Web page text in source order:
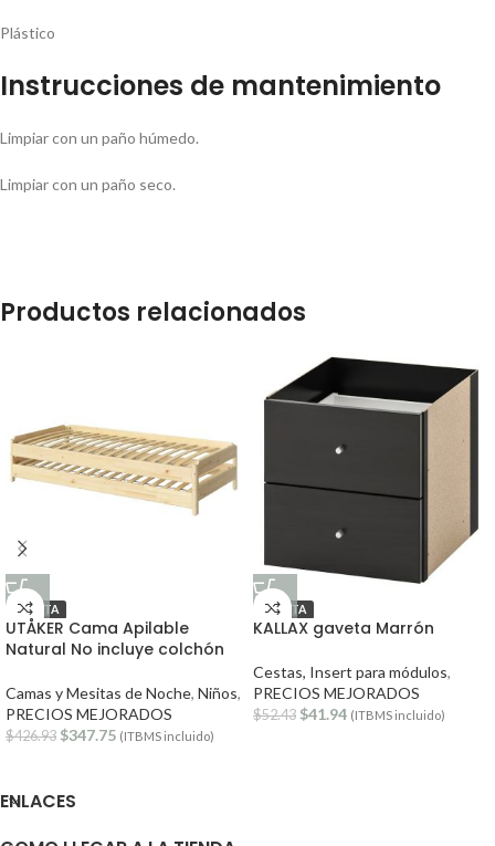
Plástico
Instrucciones de mantenimiento
Limpiar con un paño húmedo.
Limpiar con un paño seco.
Productos relacionados
OFERTA
UTÅKER Cama Apilable
Natural No incluye colchón
Camas y Mesitas de Noche, Niños,
PRECIOS MEJORADOS
$426.93 $347.75 (ITBMS incluido)
OFERTA
KALLAX gaveta Marrón
Cestas, Insert para módulos,
PRECIOS MEJORADOS
$52.43 $41.94 (ITBMS incluido)
ENLACES